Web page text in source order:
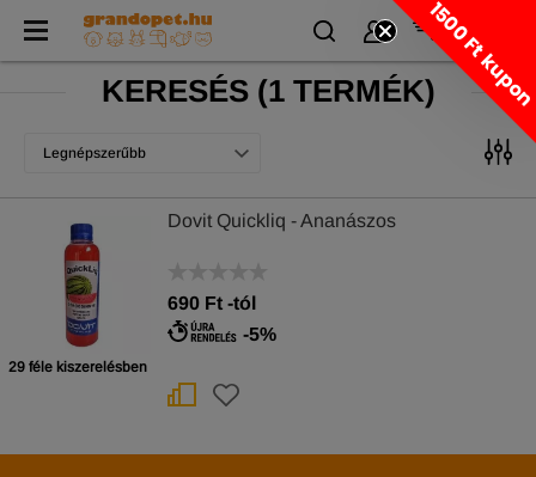
KERESÉS(1 TERMÉK)
Legnépszerűbb
29 féle kiszerelésben
Dovit Quickliq - Ananászos
690 Ft -tól
-5%
1500 Ft